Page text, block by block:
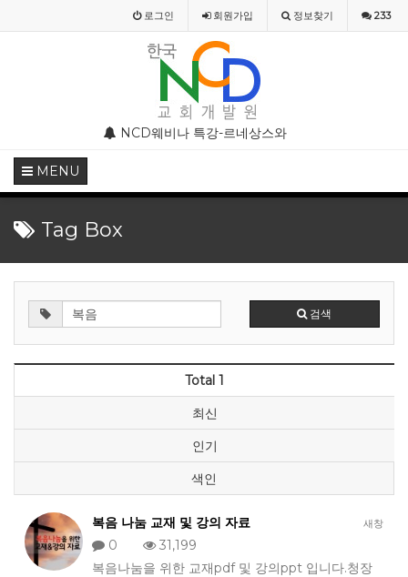
로그인 회원가입 정보찾기 233
NCD웨비나 특강-르네상스와 종교개혁기의 기독교미술
MENU
Tag Box
검색
Total 1
최신
인기
색인
새창
복음 나눔 교재 및 강의 자료
0
31,199
복음나눔을 위한 교재pdf 및 강의ppt 입니다.청장